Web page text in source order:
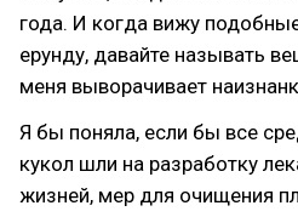
года. И когда вижу
ерунду, давайте называть
меня выворачивает
Я бы поняла, если бы все
кукол шли на разработку
жизней, мер для очищения